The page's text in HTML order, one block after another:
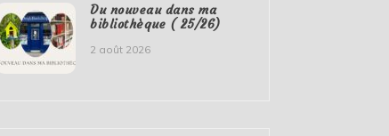
Du nouveau dans ma
bibliothèque ( 25/26)
2 août 2026